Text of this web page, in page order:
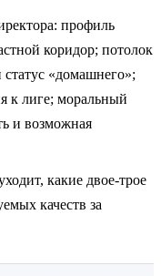
профиль
коридор; потолок
статус «домашнего»;
к лиге; моральный
и возможная
какие двое-трое
качеств за